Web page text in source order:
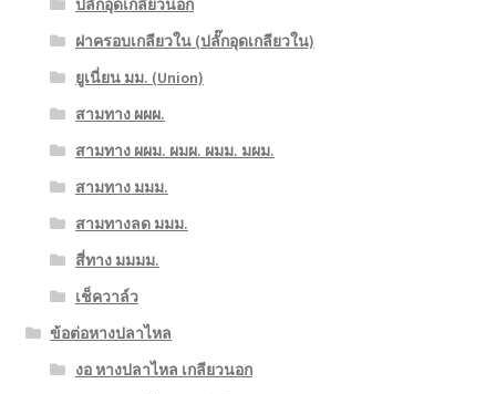
ปลั๊กอุดเกลียวนอก
ฝาครอบเกลียวใน (ปลั๊กอุดเกลียวใน)
ยูเนี่ยน มม. (Union)
สามทาง ผผผ.
สามทาง ผผม. ผมผ. ผมม. มผม.
สามทาง มมม.
สามทางลด มมม.
สี่ทาง มมมม.
เช็ควาล์ว
ข้อต่อหางปลาไหล
งอ หางปลาไหล เกลียวนอก